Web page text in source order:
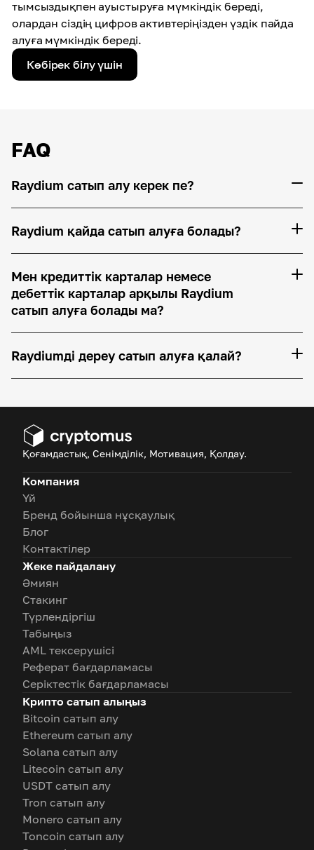
тымсыздықпен ауыстыруға мүмкіндік береді,
олардан сіздің цифров активтеріңізден үздік пайда
алуға мүмкіндік береді.
Көбірек білу үшін
FAQ
Raydium сатып алу керек пе?
Raydium қайда сатып алуға болады?
Мен кредиттік карталар немесе
дебеттік карталар арқылы Raydium
сатып алуға болады ма?
Raydiumді дереу сатып алуға қалай?
Қоғамдастық, Сенімділік, Мотивация, Қолдау.
Компания
Үй
Бренд бойынша нұсқаулық
Блог
Контактілер
Жеке пайдалану
Әмиян
Стакинг
Түрлендіргіш
Табыңыз
AML тексерушісі
Реферат бағдарламасы
Серіктестік бағдарламасы
Крипто сатып алыңыз
Bitcoin сатып алу
Ethereum сатып алу
Solana сатып алу
Litecoin сатып алу
USDT сатып алу
Tron сатып алу
Monero сатып алу
Toncoin сатып алу